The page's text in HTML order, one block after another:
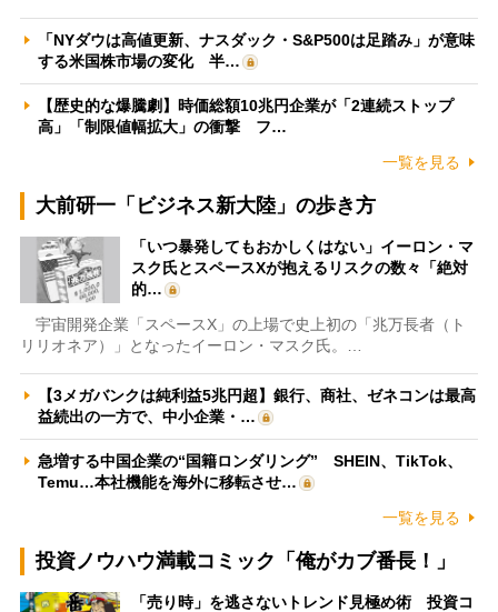
「NYダウは高値更新、ナスダック・S&P500は足踏み」が意味
する米国株市場の変化 半…
【歴史的な爆騰劇】時価総額10兆円企業が「2連続ストップ
高」「制限値幅拡大」の衝撃 フ…
一覧を見る
大前研一「ビジネス新大陸」の歩き方
「いつ暴発してもおかしくはない」イーロン・マ
スク氏とスペースXが抱えるリスクの数々「絶対
的…
宇宙開発企業「スペースX」の上場で史上初の「兆万長者（ト
リリオネア）」となったイーロン・マスク氏。…
【3メガバンクは純利益5兆円超】銀行、商社、ゼネコンは最高
益続出の一方で、中小企業・…
急増する中国企業の“国籍ロンダリング” SHEIN、TikTok、
Temu…本社機能を海外に移転させ…
一覧を見る
投資ノウハウ満載コミック「俺がカブ番長！」
「売り時」を逃さないトレンド見極め術 投資コ